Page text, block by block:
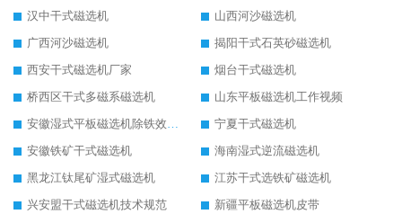
汉中干式磁选机
山西河沙磁选机
广西河沙磁选机
揭阳干式石英砂磁选机
西安干式磁选机厂家
烟台干式磁选机
桥西区干式多磁系磁选机
山东平板磁选机工作视频
安徽湿式平板磁选机除铁效果怎么样
宁夏干式磁选机
安徽铁矿干式磁选机
海南湿式逆流磁选机
黑龙江钛尾矿湿式磁选机
江苏干式选铁矿磁选机
兴安盟干式磁选机技术规范
新疆平板磁选机皮带